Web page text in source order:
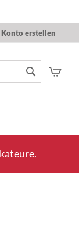
Konto erstellen